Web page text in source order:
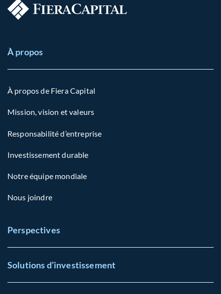
À propos
À propos de Fiera Capital
Mission, vision et valeurs
Responsabilité d’entreprise
Investissement durable
Notre équipe mondiale
Nous joindre
Perspectives
Solutions d’investissement